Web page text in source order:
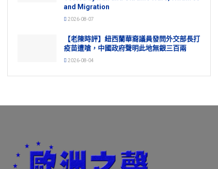
and Migration
2026-08-07
【老陳時評】紐西蘭華裔議員發問外交部長打
疫苗遭嗆，中國政府聲明此地無銀三百兩
2026-08-04